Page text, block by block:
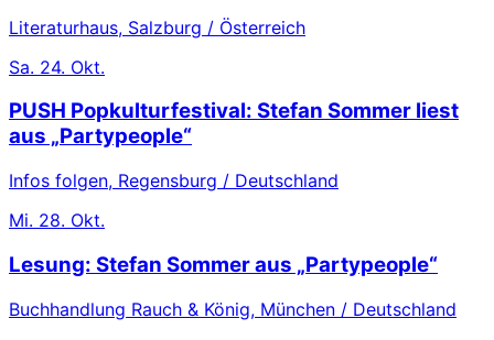
Literaturhaus, Salzburg / Österreich
Sa. 24. Okt.
PUSH Popkulturfestival: Stefan Sommer liest
aus „Partypeople“
Infos folgen, Regensburg / Deutschland
Mi. 28. Okt.
Lesung: Stefan Sommer aus „Partypeople“
Buchhandlung Rauch & König, München / Deutschland